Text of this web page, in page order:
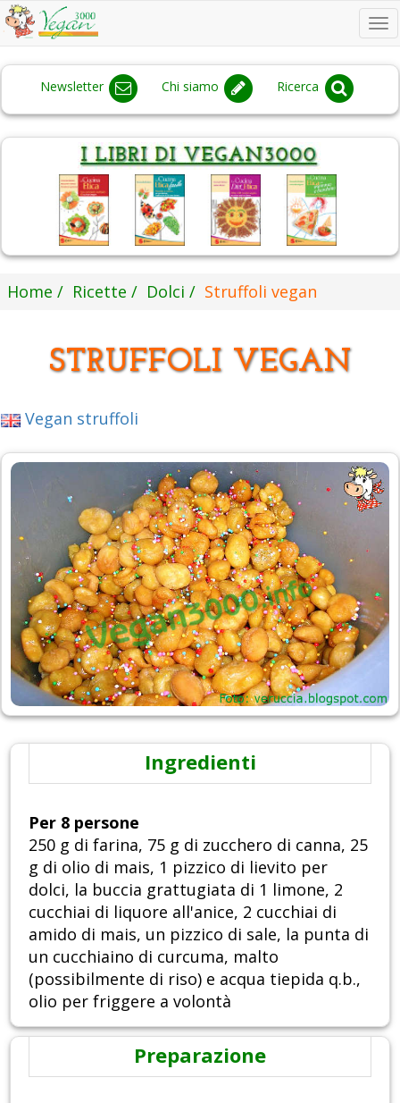
Newsletter Chi siamo Ricerca
Home Ricette Dolci Struffoli vegan
STRUFFOLI VEGAN
Vegan struffoli
Ingredienti
Per 8 persone
250 g di farina, 75 g di zucchero di canna, 25
g di olio di mais, 1 pizzico di lievito per
dolci, la buccia grattugiata di 1 limone, 2
cucchiai di liquore all'anice, 2 cucchiai di
amido di mais, un pizzico di sale, la punta di
un cucchiaino di curcuma, malto
(possibilmente di riso) e acqua tiepida q.b.,
olio per friggere a volontà
Preparazione